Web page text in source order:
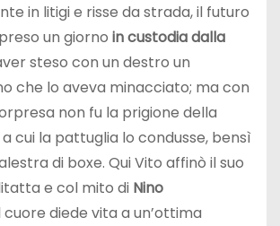
in litigi e risse da strada, il futuro
un giorno in custodia dalla
steso con un destro un
che lo aveva minacciato; ma con
non fu la prigione della
cui la pattuglia lo condusse, bensì
di boxe. Qui Vito affinò il suo
e col mito di Nino
cuore diede vita a un’ottima